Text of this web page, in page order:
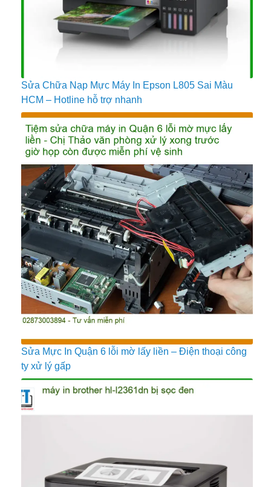
Sửa Chữa Nạp Mực Máy In Epson L805 Sai Màu
HCM – Hotline hỗ trợ nhanh
Sửa Mực In Quận 6 lỗi mờ lấy liền – Điện thoại công
ty xử lý gấp